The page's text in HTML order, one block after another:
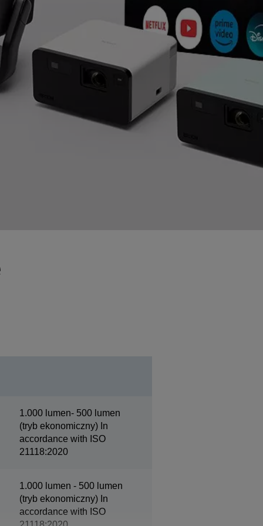
1.000 lumen- 500 lumen
(tryb ekonomiczny) In
accordance with ISO
21118:2020
1.000 lumen - 500 lumen
(tryb ekonomiczny) In
accordance with ISO